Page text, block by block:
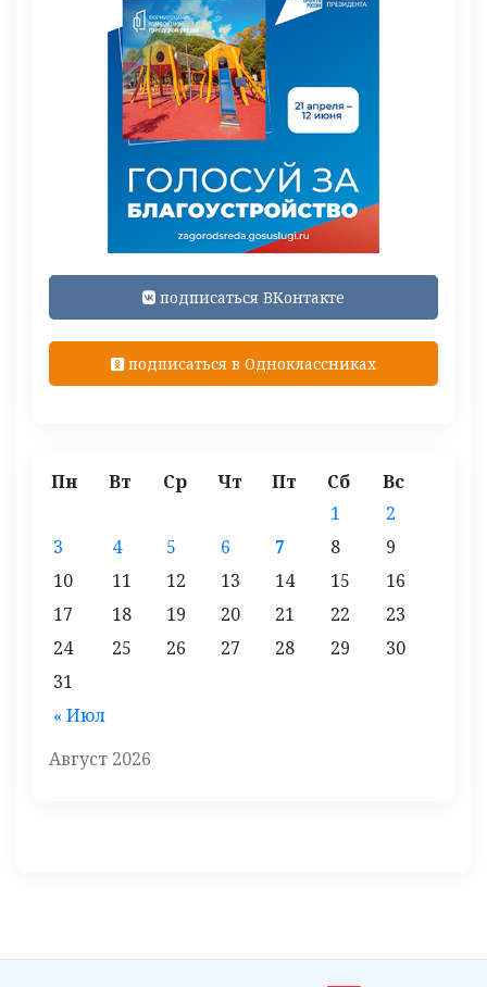
подписаться ВКонтакте
подписаться в Одноклассниках
Август 2026
Пн Вт Ср Чт Пт Сб Вс
« Июл
1
2
3
4 5 6 7 8
9
10
11 12 13 14 15
16
17
18 19 20 21 22
23
24
25 26 27 28 29
30
31